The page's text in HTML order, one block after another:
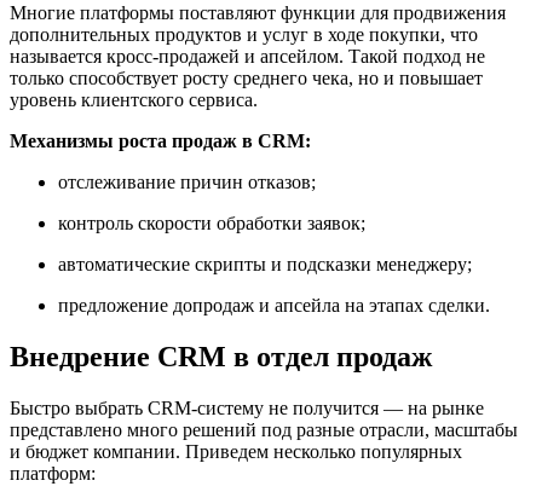
Многие платформы поставляют функции для продвижения
дополнительных продуктов и услуг в ходе покупки, что
называется кросс-продажей и апсейлом. Такой подход не
только способствует росту среднего чека, но и повышает
уровень клиентского сервиса.
Механизмы роста продаж в CRM:
отслеживание причин отказов;
контроль скорости обработки заявок;
автоматические скрипты и подсказки менеджеру;
предложение допродаж и апсейла на этапах сделки.
Внедрение CRM в отдел продаж
Быстро выбрать CRM-систему не получится — на рынке
представлено много решений под разные отрасли, масштабы
и бюджет компании. Приведем несколько популярных
платформ: